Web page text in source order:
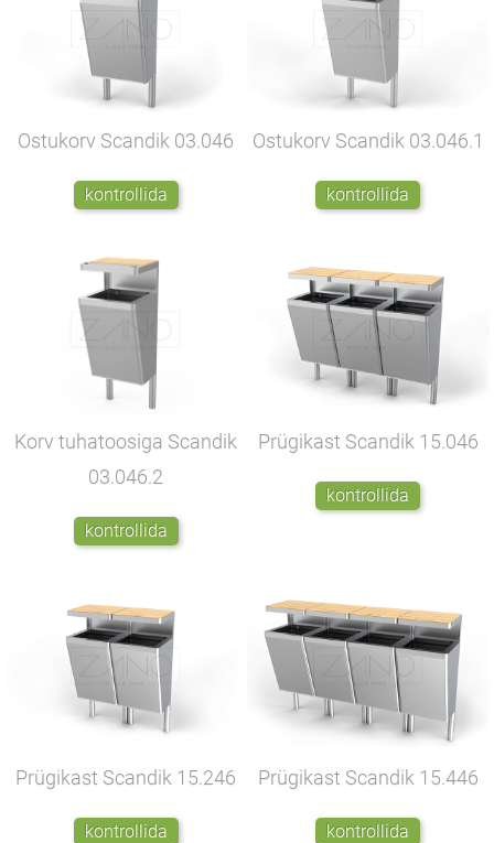
Ostukorv Scandik 03.046
kontrollida
Ostukorv Scandik 03.046.1
kontrollida
Korv tuhatoosiga Scandik
03.046.2
kontrollida
Prügikast Scandik 15.046
kontrollida
Prügikast Scandik 15.246
kontrollida
Prügikast Scandik 15.446
kontrollida